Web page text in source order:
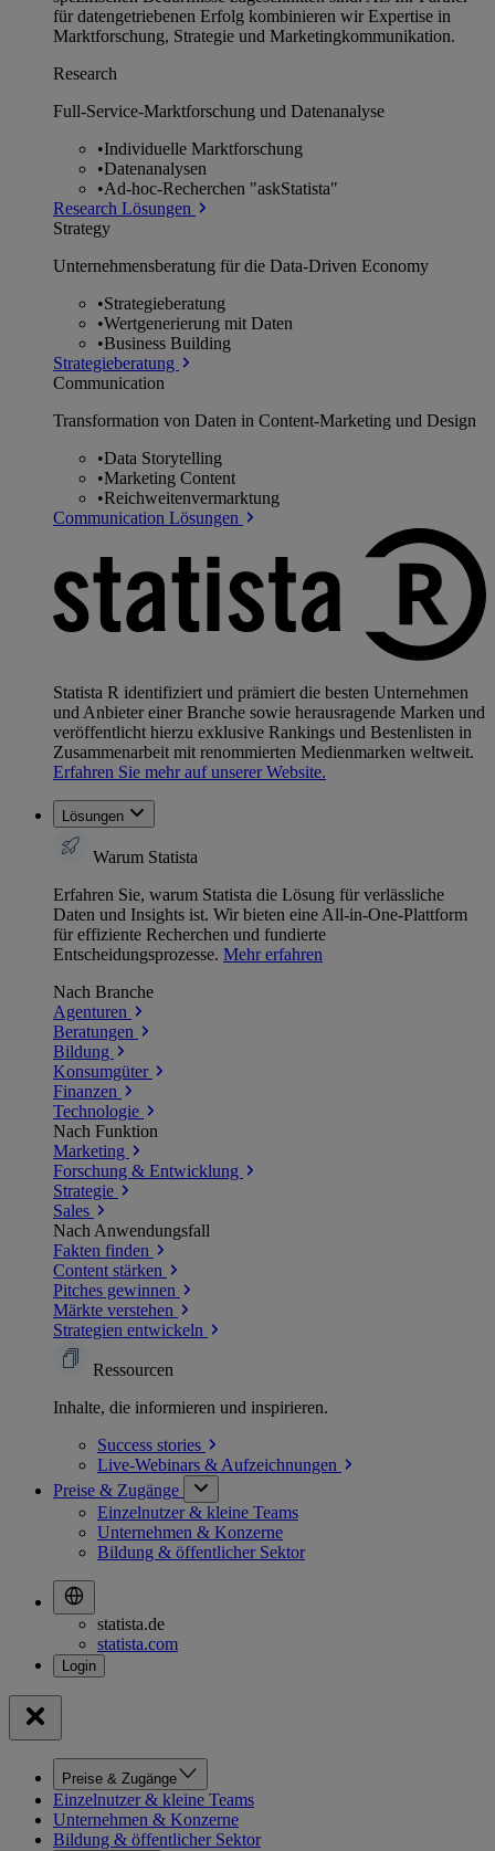
für datengetriebenen Erfolg kombinieren wir Expertise in
Marktforschung, Strategie und Marketingkommunikation.
Research
Full-Service-Marktforschung und Datenanalyse
•Individuelle Marktforschung
•Datenanalysen
•Ad-hoc-Recherchen "askStatista"
Research Lösungen
Strategy
Unternehmens­beratung für die Data-Driven Economy
•Strategieberatung
•Wertgenerierung mit Daten
•Business Building
Strategieberatung
Communication
Transformation von Daten in Content-Marketing und Design
•Data Storytelling
•Marketing Content
•Reichweitenvermarktung
Communication Lösungen
Statista R identifiziert und prämiert die besten Unternehmen
und Anbieter einer Branche sowie herausragende Marken und
veröffentlicht hierzu exklusive Rankings und Bestenlisten in
Zusammenarbeit mit renommierten Medienmarken weltweit.
Erfahren Sie mehr auf unserer Website.
Lösungen
Warum Statista
Erfahren Sie, warum Statista die Lösung für verlässliche
Daten und Insights ist. Wir bieten eine All-in-One-Plattform
für effiziente Recherchen und fundierte
Entscheidungsprozesse. Mehr erfahren
Nach Branche
Agenturen
Beratungen
Bildung
Konsumgüter
Finanzen
Technologie
Nach Funktion
Marketing
Forschung & Entwicklung
Strategie
Sales
Nach Anwendungsfall
Fakten finden
Content stärken
Pitches gewinnen
Märkte verstehen
Strategien entwickeln
Ressourcen
Inhalte, die informieren und inspirieren.
Success stories
Live-Webinars & Aufzeichnungen
Preise & Zugänge
Einzelnutzer & kleine Teams
Unternehmen & Konzerne
Bildung & öffentlicher Sektor
statista.de
statista.com
Preise & Zugänge
Einzelnutzer & kleine Teams
Unternehmen & Konzerne
Bildung & öffentlicher Sektor